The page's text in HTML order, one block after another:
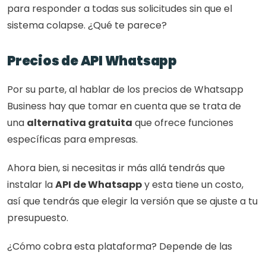
para responder a todas sus solicitudes sin que el
sistema colapse. ¿Qué te parece?
Precios de API Whatsapp
Por su parte, al hablar de los precios de Whatsapp
Business hay que tomar en cuenta que se trata de
una alternativa gratuita que ofrece funciones
específicas para empresas.
Ahora bien, si necesitas ir más allá tendrás que
instalar la API de Whatsapp y esta tiene un costo,
así que tendrás que elegir la versión que se ajuste a tu
presupuesto.
¿Cómo cobra esta plataforma? Depende de las